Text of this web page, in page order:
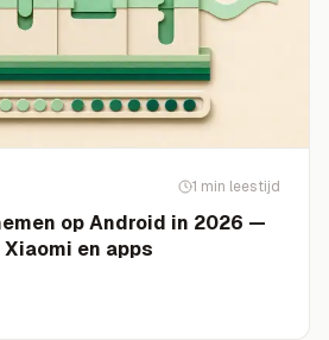
1 min leestijd
op Android in 2026 —
en apps